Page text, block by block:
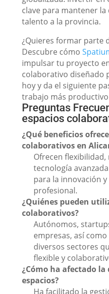
clave para mantener
talento a la provincia.
¿Quieres formar parte
Descubre cómo
impulsar tu proyecto
colaborativo diseñado
hoy y da el siguiente
trabajo más
Preguntas
espacios
¿Qué beneficios
colaborativos en
Ofrecen
tecnología
para la innovación
profesional.
¿Quiénes pueden
colaborativos?
Autónomos,
empresas, así
diversos sectores
flexible y
¿Cómo ha afectado
espacios?
Ha facilitado la